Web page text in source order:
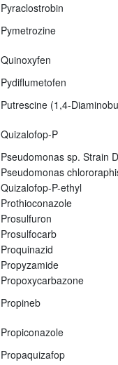
Pyraclostrobin
Pymetrozine
Quinoxyfen
Pydiflumetofen
Putrescine (1,4-
Quizalofop-P
Pseudomonas sp. Strain
Pseudomonas
Quizalofop-P-ethyl
Prothioconazole
Prosulfuron
Prosulfocarb
Proquinazid
Propyzamide
Propoxycarbazone
Propineb
Propiconazole
Propaquizafop